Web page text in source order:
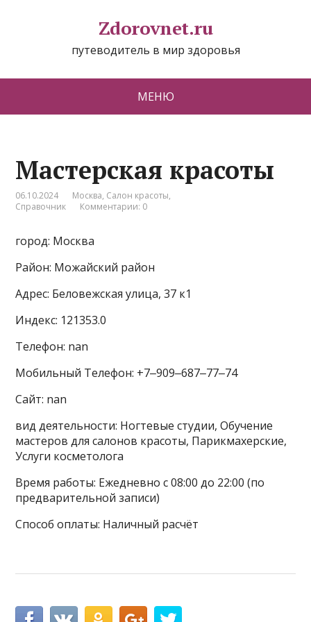
Zdorovnet.ru
путеводитель в мир здоровья
МЕНЮ
Мастерская красоты
06.10.2024 Москва, Салон красоты,
Справочник
Комментарии: 0
город: Москва
Район: Можайский район
Адрес: Беловежская улица, 37 к1
Индекс: 121353.0
Телефон: nan
Мобильный Телефон: +7‒909‒687‒77‒74
Сайт: nan
вид деятельности: Ногтевые студии, Обучение
мастеров для салонов красоты, Парикмахерские,
Услуги косметолога
Время работы: Ежедневно с 08:00 до 22:00 (по
предварительной записи)
Способ оплаты: Наличный расчёт